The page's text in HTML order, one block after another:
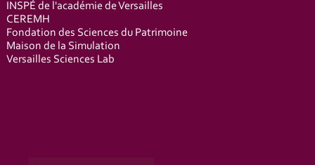
INSPÉ de l'académie de Versailles
CEREMH
Fondation des Sciences du Patrimoine
Maison de la Simulation
Versailles Sciences Lab